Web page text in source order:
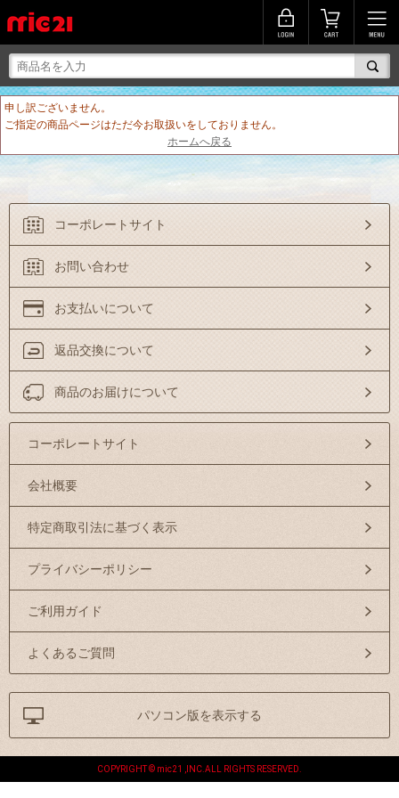
申し訳ございません。
ご指定の商品ページはただ今お取扱いをしておりません。
ホームへ戻る
コーポレートサイト
お問い合わせ
お支払いについて
返品交換について
商品のお届けについて
コーポレートサイト
会社概要
特定商取引法に基づく表示
プライバシーポリシー
ご利用ガイド
よくあるご質問
パソコン版を表示する
COPYRIGHT © mic21 ,INC.ALL RIGHTS RESERVED.